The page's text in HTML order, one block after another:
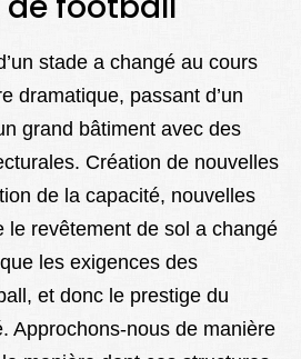
stade a changé au cours
dramatique, passant d’un
grand bâtiment avec des
Création de nouvelles
de la capacité, nouvelles
le revêtement de sol a changé
les exigences des
et donc le prestige du
Approchons-nous de manière